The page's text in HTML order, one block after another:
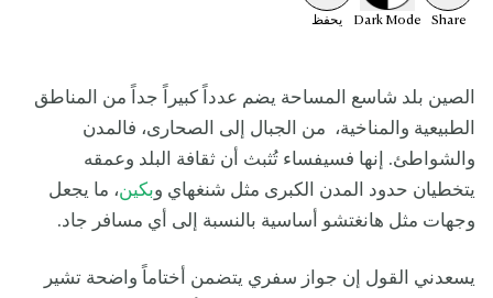
Share
Dark Mode يحفظ
الصين بلد شاسع المساحة يضم عدداً كبيراً جداً من المناطق
الطبيعية والمناخية، من الجبال إلى الصحارى، فالمدن
والشواطئ. إنها فسيفساء تُثبث أن ثقافة البلد وعمقه
يتخطيان حدود المدن الكبرى مثل شنغهاي وبكين، ما يجعل
وجهات مثل هانغتشو أساسية بالنسبة إلى أي مسافر جاد.
يسعدني القول إن جواز سفري يتضمن أختاماً واضحة تشير